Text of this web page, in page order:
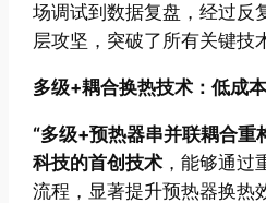
场调试到数据复盘，经过反
层攻坚，突破了所有关键技
多级+耦合换热技术：低成
“多级+预热器串并联耦合重
科技的首创技术 ，能够通过
流程，显著提升预热器换热